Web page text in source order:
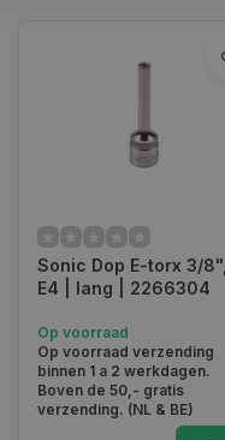
Sonic Dop E-torx 3/8",
E4 | lang | 2266304
Op voorraad
Op voorraad verzending
binnen 1 a 2 werkdagen.
Boven de 50,- gratis
verzending. (NL & BE)